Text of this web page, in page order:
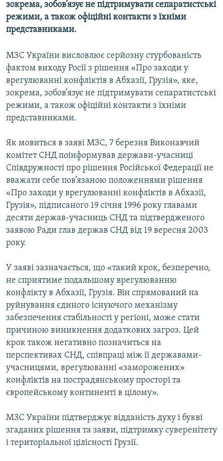
СВІТ
КИТАЙ.ВИКЛИКИ
МУЛЬТИМЕДІА
СПЕЦПРОЄКТИ
ПОДКАСТИ
КРИМ РЕАЛІЇ
РУС
КТАТ
ДОЛУЧАЙСЯ!
Усі сайти RFE/RL
зокрема, зобов’язує не підтримувати сепаратистські
режими, а також офіційні контакти з їхніми
представниками.
МЗС України висловлює серйозну стурбованість
фактом виходу Росії з рішення «Про заходи у
врегулюванні конфліктів в Абхазії, Грузія», яке,
зокрема, зобов’язує не підтримувати сепаратистські
режими, а також офіційні контакти з їхніми
представниками.
Як мовиться в заяві МЗС, 7 березня Виконавчий
комітет СНД поінформував держави-учасниці
Співдружності про рішення Російської Федерації не
вважати себе пов’язаною положеннями рішення
«Про заходи у врегулюванні конфліктів в Абхазії,
Грузія», підписаного 19 січня 1996 року главами
десяти держав-учасниць СНД та підтвердженого
заявою Ради глав держав СНД від 19 вересня 2003
року.
У заяві зазначається, що «такий крок, безперечно,
не сприятиме подальшому врегулюванню
конфлікту в Абхазії, Грузія. Він спрямований на
руйнування єдиного існуючого механізму
забезпечення стабільності у регіоні, може стати
причиною виникнення додаткових загроз. Цей
крок також негативно позначиться на
перспективах СНД, співпраці між її державами-
учасницями, врегулюванні «заморожених»
конфліктів на пострадянському просторі та
європейському континенті в цілому».
МЗС України підтверджує відданість духу і букві
згаданих рішення та заяви, підтримку суверенітету
і територіальної цілісності Грузії.